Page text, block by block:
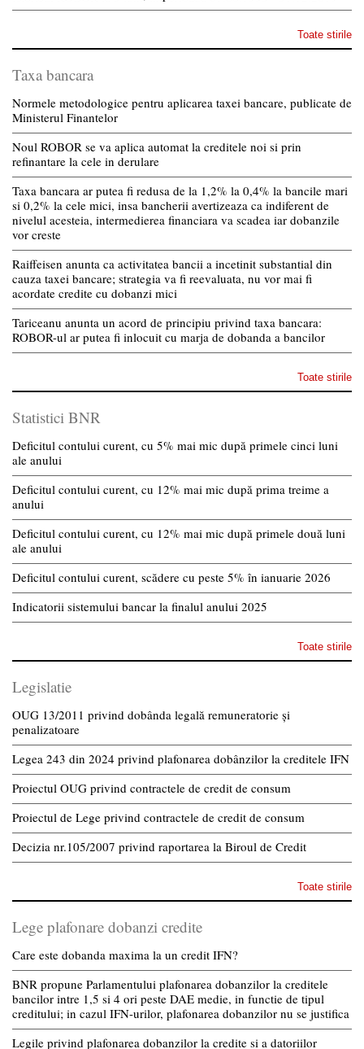
Toate stirile
Taxa bancara
Normele metodologice pentru aplicarea taxei bancare, publicate de
Ministerul Finantelor
Noul ROBOR se va aplica automat la creditele noi si prin
refinantare la cele in derulare
Taxa bancara ar putea fi redusa de la 1,2% la 0,4% la bancile mari
si 0,2% la cele mici, insa bancherii avertizeaza ca indiferent de
nivelul acesteia, intermedierea financiara va scadea iar dobanzile
vor creste
Raiffeisen anunta ca activitatea bancii a incetinit substantial din
cauza taxei bancare; strategia va fi reevaluata, nu vor mai fi
acordate credite cu dobanzi mici
Tariceanu anunta un acord de principiu privind taxa bancara:
ROBOR-ul ar putea fi inlocuit cu marja de dobanda a bancilor
Toate stirile
Statistici BNR
Deficitul contului curent, cu 5% mai mic după primele cinci luni
ale anului
Deficitul contului curent, cu 12% mai mic după prima treime a
anului
Deficitul contului curent, cu 12% mai mic după primele două luni
ale anului
Deficitul contului curent, scădere cu peste 5% în ianuarie 2026
Indicatorii sistemului bancar la finalul anului 2025
Toate stirile
Legislatie
OUG 13/2011 privind dobânda legală remuneratorie și
penalizatoare
Legea 243 din 2024 privind plafonarea dobânzilor la creditele IFN
Proiectul OUG privind contractele de credit de consum
Proiectul de Lege privind contractele de credit de consum
Decizia nr.105/2007 privind raportarea la Biroul de Credit
Toate stirile
Lege plafonare dobanzi credite
Care este dobanda maxima la un credit IFN?
BNR propune Parlamentului plafonarea dobanzilor la creditele
bancilor intre 1,5 si 4 ori peste DAE medie, in functie de tipul
creditului; in cazul IFN-urilor, plafonarea dobanzilor nu se justifica
Legile privind plafonarea dobanzilor la credite si a datoriilor